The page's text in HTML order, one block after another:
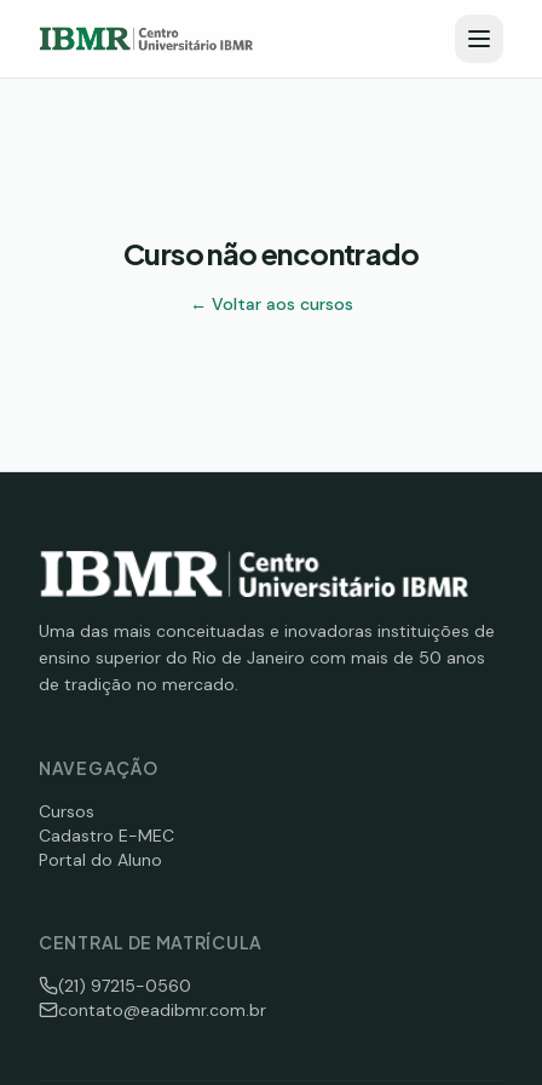
Curso não encontrado
← Voltar aos cursos
Uma das mais conceituadas e inovadoras instituições de
ensino superior do Rio de Janeiro com mais de 50 anos
de tradição no mercado.
NAVEGAÇÃO
Cursos
Cadastro E-MEC
Portal do Aluno
CENTRAL DE MATRÍCULA
(21) 97215-0560
contato@eadibmr.com.br